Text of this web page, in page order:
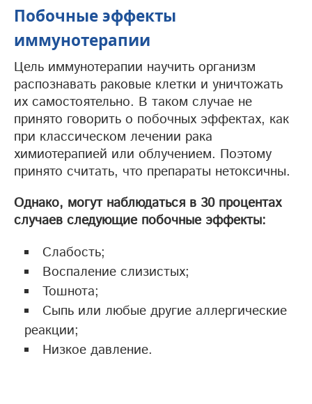
Побочные эффекты
иммунотерапии
Цель иммунотерапии научить организм
распознавать раковые клетки и уничтожать
их самостоятельно. В таком случае не
принято говорить о побочных эффектах, как
при классическом лечении рака
химиотерапией или облучением. Поэтому
принято считать, что препараты нетоксичны.
Однако, могут наблюдаться в 30 процентах
случаев следующие побочные эффекты:
Слабость;
Воспаление слизистых;
Тошнота;
Сыпь или любые другие аллергические
реакции;
Низкое давление.